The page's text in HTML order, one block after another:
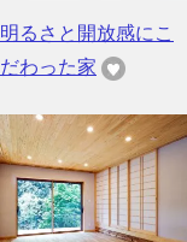
明るさと開放感にこ
だわった家